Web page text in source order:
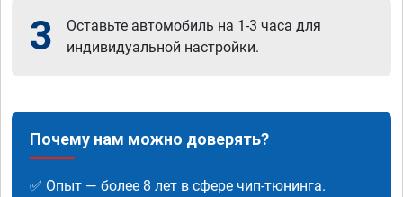
3
Оставьте автомобиль на 1-3 часа для
индивидуальной настройки.
Почему нам можно доверять?
✅ Опыт — более 8 лет в сфере чип-тюнинга.